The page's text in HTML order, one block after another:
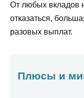
От любых вкладов
отказаться,
разовых выплат.
Плюсы и